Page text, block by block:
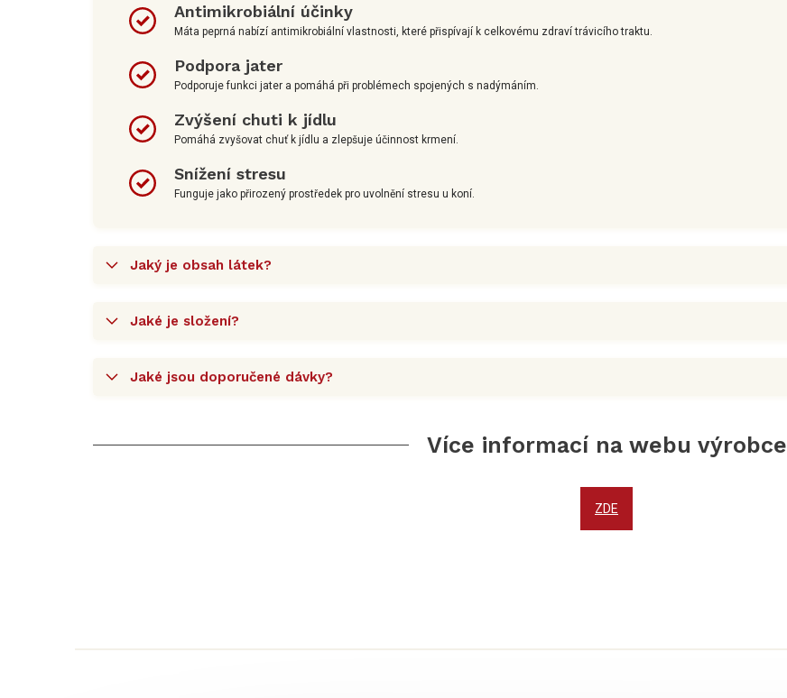
Antimikrobiální účinky
Máta peprná nabízí antimikrobiální vlastnosti, které přispívají k celkovému zdraví trávicího traktu.
Podpora jater
Podporuje funkci jater a pomáhá při problémech spojených s nadýmáním.
Zvýšení chuti k jídlu
Pomáhá zvyšovat chuť k jídlu a zlepšuje účinnost krmení.
Snížení stresu
Funguje jako přirozený prostředek pro uvolnění stresu u koní.
Jaký je obsah látek?
Jaké je složení?
Jaké jsou doporučené dávky?
Více informací na webu výrobce
ZDE